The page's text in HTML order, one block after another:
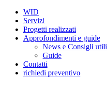
WID
Servizi
Progetti realizzati
Approfondimenti e guide
News e Consigli utili
Guide
Contatti
richiedi preventivo